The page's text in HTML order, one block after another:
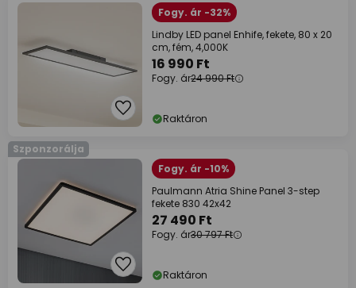
Fogy. ár -32%
Lindby LED panel Enhife, fekete, 80 x 20
cm, fém, 4,000K
16 990 Ft
Fogy. ár24 990 Ft
Raktáron
Szponzorálja
Fogy. ár -10%
Paulmann Atria Shine Panel 3-step
fekete 830 42x42
27 490 Ft
Fogy. ár30 797 Ft
Raktáron